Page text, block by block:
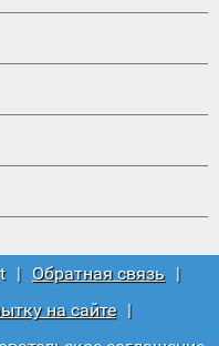
| Обратная связь |
на сайте
|